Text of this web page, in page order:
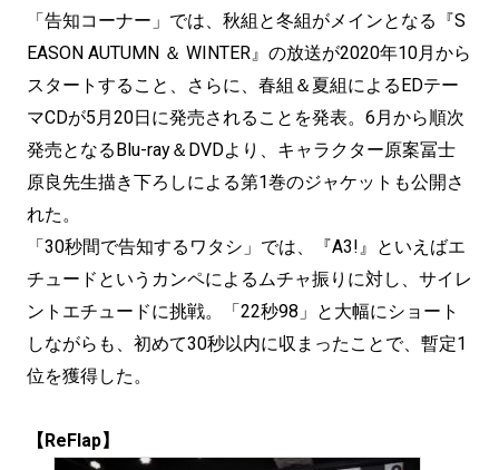
「告知コーナー」では、秋組と冬組がメインとなる『S
EASON AUTUMN ＆ WINTER』の放送が2020年10月から
スタートすること、さらに、春組＆夏組によるEDテー
マCDが5月20日に発売されることを発表。6月から順次
発売となるBlu-ray＆DVDより、キャラクター原案冨士
原良先生描き下ろしによる第1巻のジャケットも公開さ
れた。
「30秒間で告知するワタシ」では、『A3!』といえばエ
チュードというカンペによるムチャ振りに対し、サイレ
ントエチュードに挑戦。「22秒98」と大幅にショート
しながらも、初めて30秒以内に収まったことで、暫定1
位を獲得した。
【ReFlap】